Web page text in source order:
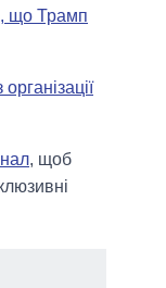
що Трамп
, щоб